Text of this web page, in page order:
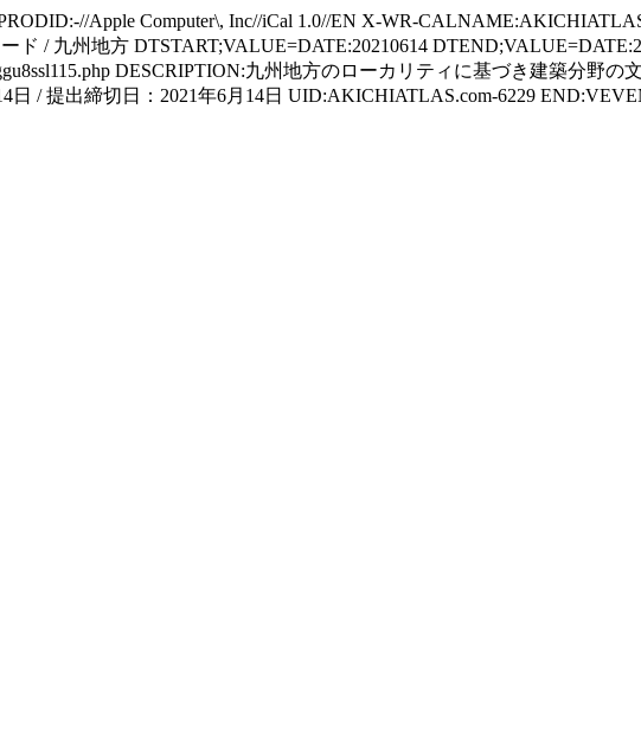
Apple Computer\, Inc//iCal 1.0//EN X-WR-
ド / 九州地方 DTSTART;VALUE=DATE:20210614
DESCRIPTION:九州地方のローカリティに基づき建築分野
日 / 提出締切日：2021年6月14日 UID:AKICHIATLAS.com-6229